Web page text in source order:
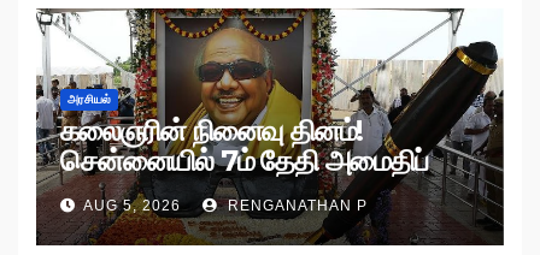
அரசியல்
கலைஞரின் நினைவு தினம்!
சென்னையில் 7ம் தேதி அமைதிப்
பேரணி!
AUG 5, 2026 RENGANATHAN P